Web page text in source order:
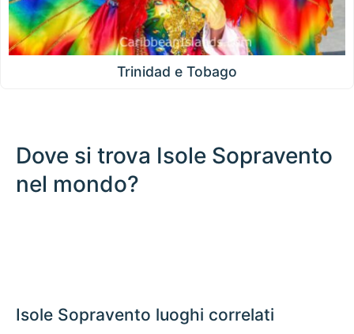
Trinidad e Tobago
Dove si trova Isole Sopravento
nel mondo?
Isole Sopravento luoghi correlati